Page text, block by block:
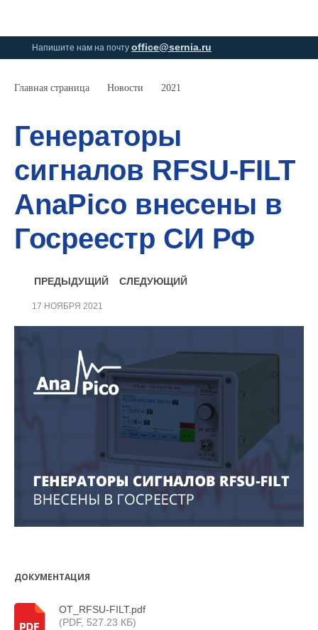
Напишите нам на почту office@sernia.ru
Главная страница Новости 2021
Генераторы
сигналов RFSU-FILT
AnaPico внесены в
Госреестр СИ РФ
ПРЕДЫДУЩИЙ СЛЕДУЮЩИЙ
17 НОЯБРЯ 2021
ДОКУМЕНТАЦИЯ
ОТ_RFSU-FILT.pdf
(PDF, 527.23 КБ)